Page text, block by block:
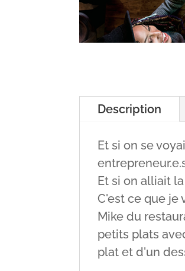
Description
Et si on se
Et si on alliait
C'est ce que je
Mike du
petits plats
plat et d'un